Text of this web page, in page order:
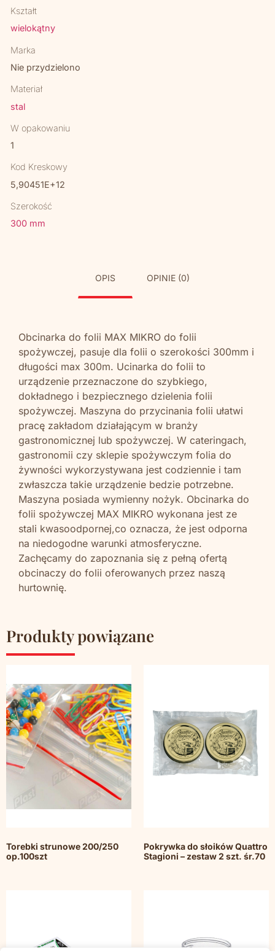
Kształt
wielokątny
Marka
Nie przydzielono
Materiał
stal
W opakowaniu
1
Kod Kreskowy
5,90451E+12
Szerokość
300 mm
OPIS OPINIE (0)
Obcinarka do folii MAX MIKRO do folii
spożywczej, pasuje dla folii o szerokości 300mm i
długości max 300m. Ucinarka do folii to
urządzenie przeznaczone do szybkiego,
dokładnego i bezpiecznego dzielenia folii
spożywczej. Maszyna do przycinania folii ułatwi
pracę zakładom działającym w branży
gastronomicznej lub spożywczej. W cateringach,
gastronomii czy sklepie spożywczym folia do
żywności wykorzystywana jest codziennie i tam
zwłaszcza takie urządzenie bedzie potrzebne.
Maszyna posiada wymienny nożyk. Obcinarka do
folii spożywczej MAX MIKRO wykonana jest ze
stali kwasoodpornej,co oznacza, że jest odporna
na niedogodne warunki atmosferyczne.
Zachęcamy do zapoznania się z pełną ofertą
obcinaczy do folii oferowanych przez naszą
hurtownię.
Produkty powiązane
Torebki strunowe 200/250
op.100szt
Pokrywka do słoików Quattro
Stagioni – zestaw 2 szt. śr.70